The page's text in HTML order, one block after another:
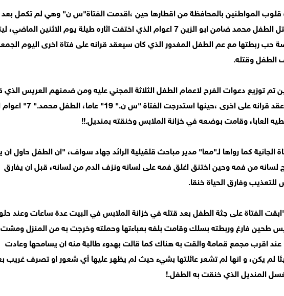
ربيعا من عمرها على قتل الطفل محمد ضامن ابو الزين 7 اعوام الذي اختفت اثاره طيلة يوم الاثنين
حب ربطتها مع عم الطفل المغدور الذي كان سيعقد قرانه على فتاة اخرى اليوم
تم توزيع دعوات الفرح لاعمام الطفل الثلاثة المجني عليه ومن ضمنهم العريس
علاقته بالجانية بعد ان عقد قرانه على اخرى ،حينها استدرجت الفتاة "س
العابا، وقامت بوضعه في خزانة الملابس وخنقته بمنديل.!!
الجانية كما رواها لـ"معا" مدير مباحث قلقيلية الرائد جهاد سواف، "ان الطفل حاول ان
من فمه وحين اختنق اغلق فمه على لسانه ونزف الدم من لسانه، قبل ان يفارق
وفارق الحياة خنقا.
الفتاة على جثة الطفل بعد قتله في خزانة الملابس في البيت عدة ساعات وعند
طحين فارغ وربطته بسلك وقامت بلفه بعباءتها وحملته وخرجت به من المنزل
تقريبا عند اقرب مجمع قمامة والقت به هناك كما قالت بهدوء طالبة منه ان يسامحها وعادت
لم يكن، و انها لم تشعر عائلتها بشيء حيث لم يظهر عليها أي شعور او تصرف غريب
المنديل الذي خنقت به الطفل.!